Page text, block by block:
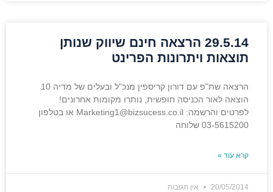
29.5.14 הרצאה חינם שיווק שנותן
תוצאות ויתרונות הפרינט
הרצאה שת"פ עם דורון קריספין מנכ"ל ובעלים של מדיה 10
הוצאה לאור הכניסה חופשית, נותרו מקומות אחרונים!
לפרטים והרשמה: Marketing1@bizsucess.co.il או בטלפון
03-5615200 שלוחה
קרא עוד »
20/05/2014 אין תגובות